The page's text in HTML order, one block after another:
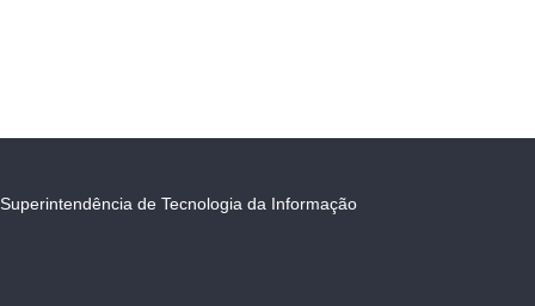
Superintendência de Tecnologia da Informação